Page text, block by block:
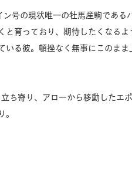
号の現状唯一の牡馬産駒である
育っており、期待したくなるよ
る彼。頓挫なく無事にこのまま
ち寄り、アローから移動したエ
。